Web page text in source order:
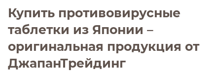
Купить противовирусные
таблетки из Японии –
оригинальная продукция от
ДжапанТрейдинг